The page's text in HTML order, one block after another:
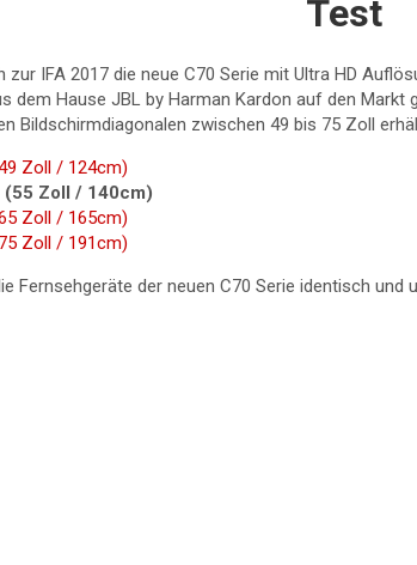
Test
zur IFA 2017 die neue C70 Serie mit Ultra HD
dem Hause JBL by Harman Kardon auf den Markt
Bildschirmdiagonalen zwischen 49 bis 75 Zoll
Zoll / 124cm)
(55 Zoll / 140cm)
Zoll / 165cm)
Zoll / 191cm)
Fernsehgeräte der neuen C70 Serie identisch